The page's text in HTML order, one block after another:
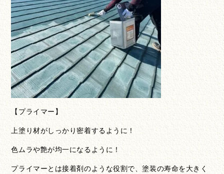
【プライマー】
上塗り材がしっかり密着するように！
色ムラや艶が均一になるように！
プライマーとは接着剤のような役割で、塗装の寿命を大きく